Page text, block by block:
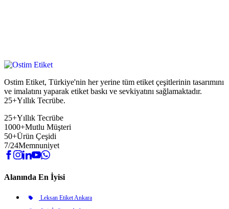
Ostim Etiket, Türkiye'nin her yerine tüm etiket çeşitlerinin tasarımını
ve imalatını yaparak etiket baskı ve sevkiyatını sağlamaktadır.
25+Yıllık Tecrübe.
25+Yıllık Tecrübe
1000+Mutlu Müşteri
50+Ürün Çeşidi
7/24Memnuniyet
Alanında En İyisi
Leksan Etiket Ankara